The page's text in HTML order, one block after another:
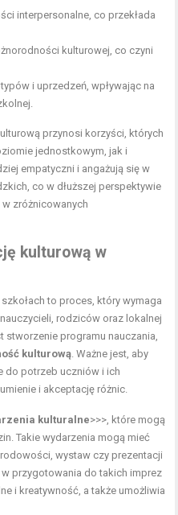
interpersonalne, co przekłada
kulturowej, co czyni
i uprzedzeń, wpływając na
przynosi korzyści, których
jednostkowym, jak i
empatyczni i angażują się w
co w dłuższej perspektywie
zróżnicowanych
kulturową w
to proces, który wymaga
rodziców oraz lokalnej
stworzenie programu nauczania,
kulturową . Ważne jest, aby
do potrzeb uczniów i ich
i akceptację różnic.
kulturalne>>>, które mogą
Takie wydarzenia mogą mieć
wystaw czy prezentacji
przygotowania do takich imprez
i kreatywność, a także umożliwia